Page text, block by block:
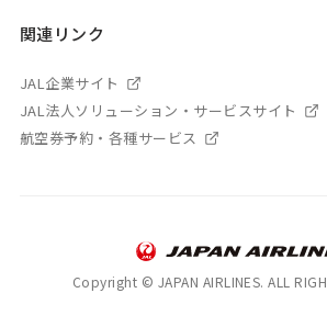
関連リンク
JAL企業サイト
JAL法人ソリューション・サービスサイト
航空券予約・各種サービス
Copyright © JAPAN AIRLINES. ALL